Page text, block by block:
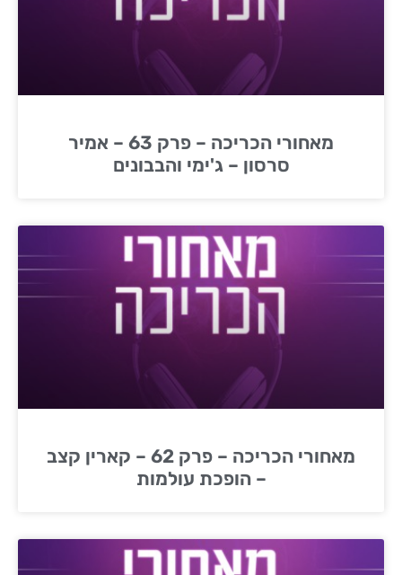
מאחורי הכריכה – פרק 63 – אמיר
סרסון – ג'ימי והבבונים
מאחורי הכריכה – פרק 62 – קארין קצב
– הופכת עולמות